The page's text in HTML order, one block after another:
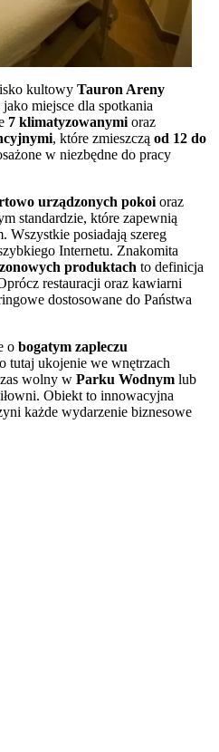
kultowy Tauron Areny
miejsce dla spotkania
7 klimatyzowanymi oraz
, które zmieszczą od 12 do
w niezbędne do pracy
urządzonych pokoi oraz
standardzie, które zapewnią
Wszystkie posiadają szereg
Internetu. Znakomita
produktach to definicja
restauracji oraz kawiarni
dostosowane do Państwa
o bogatym zapleczu
tutaj ukojenie we wnętrzach
wolny w Parku Wodnym lub
Obiekt to innowacyjna
każde wydarzenie biznesowe